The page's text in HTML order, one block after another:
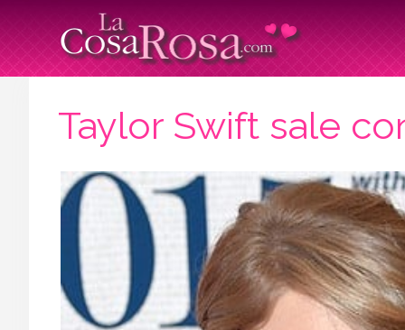
Taylor Swift sale